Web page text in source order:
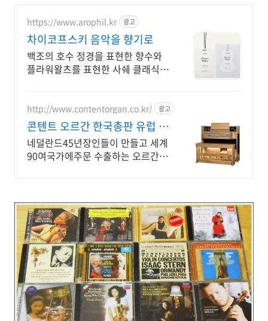
https://www.arophil.kr 광고
차이코프스키 음악을 향기로
백조의 호수 정경을 표현한 향수와
플라워왈츠를 표현한 사쉐 클래식
http://www.contentorgan.co.kr/ 광고
콘텐트 오르간 한국총판 유럽 정
통 프리미엄 오르간
네덜란드45년장인들이 만들고 세계
90여국가에주문 수출하는 오르간